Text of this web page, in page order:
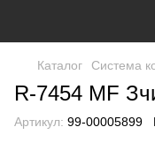
Каталог Система
R-7454 MF
Артикул: 99-00005899